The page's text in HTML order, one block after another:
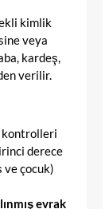
kimlik
veya
kardeş,
verilir.
kontrolleri
derece
ve çocuk)
evrak